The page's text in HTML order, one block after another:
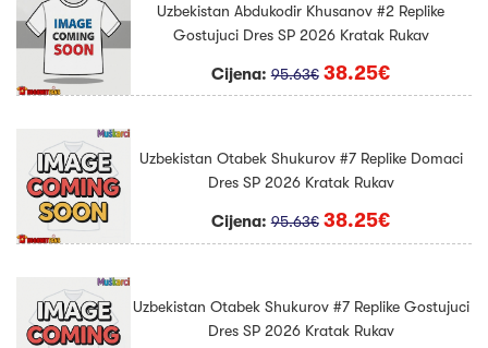
Uzbekistan Abdukodir Khusanov #2 Replike
Gostujuci Dres SP 2026 Kratak Rukav
Cijena:95.63€ 38.25€
Uzbekistan Otabek Shukurov #7 Replike Domaci
Dres SP 2026 Kratak Rukav
Cijena:95.63€ 38.25€
Uzbekistan Otabek Shukurov #7 Replike Gostujuci
Dres SP 2026 Kratak Rukav